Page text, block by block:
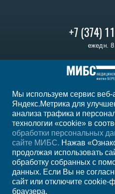
+7 (374)
ежедн.
Регион
Мы в
Мы используем сервис веб-
Яндекс.Метрика для
анализа трафика и
технологии «cookie» в
обработки персональных
сайте МИБС. Нажав
продолжая использовать
обработку собранных с
данных. Если Вы не
сайт или отключите cookie-
браузера.